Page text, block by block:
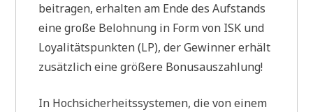
beitragen, erhalten am Ende des Aufstands
eine große Belohnung in Form von ISK und
Loyalitätspunkten (LP), der Gewinner erhält
zusätzlich eine größere Bonusauszahlung!
In Hochsicherheitssystemen, die von einem